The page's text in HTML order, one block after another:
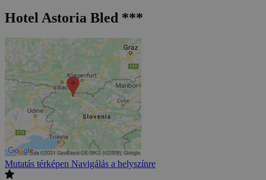
Hotel Astoria Bled ***
Mutatás térképen Navigálás a helyszínre